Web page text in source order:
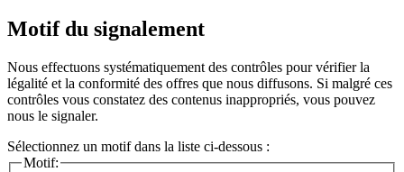
Motif du signalement
Nous effectuons systématiquement des contrôles pour vérifier la
légalité et la conformité des offres que nous diffusons. Si malgré ces
contrôles vous constatez des contenus inappropriés, vous pouvez
nous le signaler.
Sélectionnez un motif dans la liste ci-dessous :
Motif: